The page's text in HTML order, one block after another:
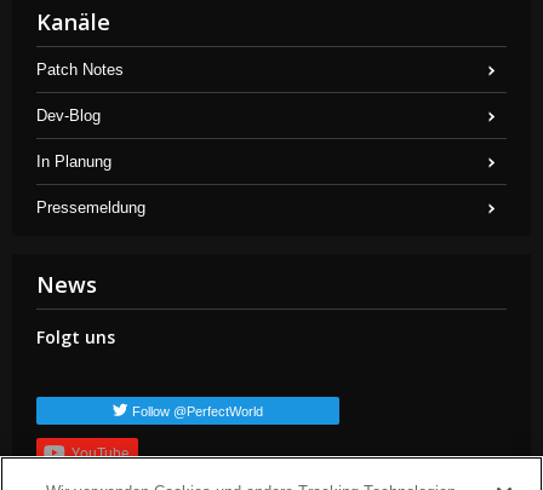
Kanäle
Patch Notes
Dev-Blog
In Planung
Pressemeldung
News
Folgt uns
Follow @PerfectWorld
YouTube